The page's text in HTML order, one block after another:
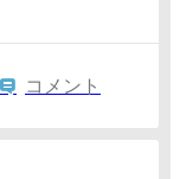
コメント